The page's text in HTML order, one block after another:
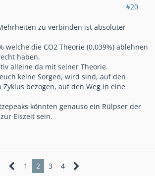
#20
zu verbinden ist absoluter
welche die CO2 Theorie (0,039%) ablehnen
haben.
alleine da mit seiner Theorie.
keine Sorgen, wird sind, auf den
bezogen, auf den Weg in eine
könnten genauso ein Rülpser der
Eiszeit sein.
1 2 3 4